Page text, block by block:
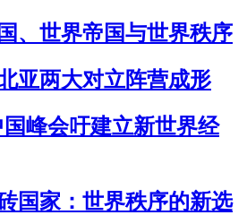
、世界帝国与世界秩序
亚两大对立阵营成形
峰会吁建立新世界经
国家：世界秩序的新选